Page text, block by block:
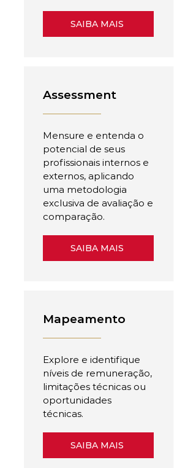
SAIBA MAIS
Assessment
Mensure e entenda o
potencial de seus
profissionais internos e
externos, aplicando
uma metodologia
exclusiva de avaliação e
comparação.
SAIBA MAIS
Mapeamento
Explore e identifique
níveis de remuneração,
limitações técnicas ou
oportunidades
técnicas.
SAIBA MAIS